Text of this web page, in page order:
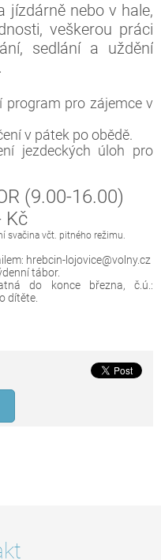
jízdárně nebo v hale,
veškerou práci
sedlání a uždění
program pro zájemce v
v pátek po obědě.
jezdeckých úloh pro
(9.00-16.00)
Kč
svačina včt. pitného režimu.
hrebcin-lojovice@volny.cz
tábor.
do konce března, č.ú.:
dítěte.